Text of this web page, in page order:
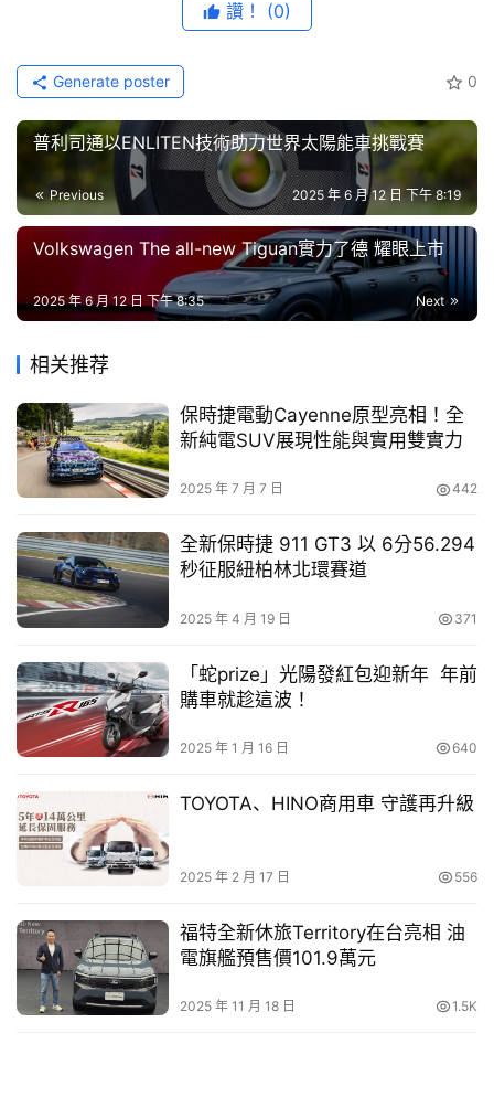
藝
節
碑
中
古
行
百
中
古
買
車
幫
幫
跨
界
玩
A
R
養車更輕鬆，騎得更放心！
Gogoro EZZY 外型亮眼，圓潤線條搭配亮面烤漆車身，車
頭的前黑色飾板增加耐用性；操作簡單、快速上手，實體鑰
匙就能啟動出發。
夠好裝：擁有同級最長 68cm 座墊5，回彈厚度雙載更
舒適，寬敞腳踏空間放滿戰利品還很充裕，28L 置物箱
可收納兩頂安全帽6。前掛鉤、前置杯架、飛旋踏板及
後扶手，超實用配件通通有。
油、檢查引擎等繁瑣項目，大幅降低保養頻率，耐用又
夠省力：兼顧靈活操控與安穩騎乘特性，標配一鍵自動
倒車功能、超省力中柱和超低座高，時刻都能優雅出
遊。
暢。搭載超越同級 SBS 前後雙碟煞系統與安全配備，
穩定車身並縮短煞車距離，前後全 LED 車燈與高彩巨
字儀表，夜間行車更安全
8
元
讚！ (0)
0
Generate poster
普利司通以ENLITEN技術助力世界太陽能車挑戰賽
Previous 2025 年 6 月 12 日 下午 8:19
Volkswagen The all-new Tiguan實力了德 耀眼上市
Next
2025 年 6 月 12 日 下午 8:35
相关推荐
保時捷電動Cayenne原型亮相！全
新純電SUV展現性能與實用雙實力
2025 年 7 月 7 日 442
全新保時捷 911 GT3 以 6分56.294
秒征服紐柏林北環賽道
2025 年 4 月 19 日 371
「蛇prize」光陽發紅包迎新年 年前
購車就趁這波！
2025 年 1 月 16 日 640
TOYOTA、HINO商用車 守護再升級
2025 年 2 月 17 日 556
福特全新休旅Territory在台亮相 油
電旗艦預售價101.9萬元
2025 年 11 月 18 日 1.5K